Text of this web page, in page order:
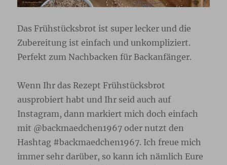
Das Frühstücksbrot ist super lecker und die
Zubereitung ist einfach und unkompliziert.
Perfekt zum Nachbacken für Backanfänger.
Wenn Ihr das Rezept Frühstücksbrot
ausprobiert habt und Ihr seid auch auf
Instagram, dann markiert mich doch einfach
mit @backmaedchen1967 oder nutzt den
Hashtag #backmaedchen1967. Ich freue mich
immer sehr darüber, so kann ich nämlich Eure